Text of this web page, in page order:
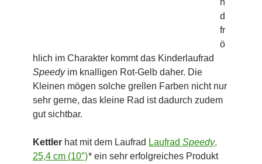
d
fr
ö
hlich im Charakter kommt das Kinderlaufrad
Speedyim knalligen Rot-Gelb daher. Die
Kleinen mögen solche grellen Farben nicht nur
sehr gerne, das kleine Rad ist dadurch zudem
gut sichtbar.
Kettler hat mit dem Laufrad Laufrad Speedy,
25,4 cm (10″)* ein sehr erfolgreiches Produkt